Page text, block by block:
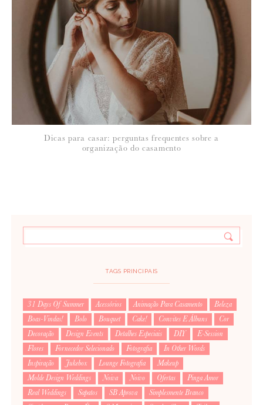
Dicas para casar: perguntas frequentes sobre a
organização do casamento
TAGS PRINCIPAIS
31 Days Of Summer Acessórios Animação Para Casamento
Beleza
Boas-Vindas!
Bolo Bouquet Cake! Convites E Álbuns
Cor
Decoração
Design Events Detalhes Especiais DIY
E-Session
Flores
Fornecedor Selecionado Fotografia
In Other Words
Inspiração
Jukebox Lounge Fotografia
Makeup
Molde Design Weddings
Noiva Noivo Ofertas
Pinga Amor
Real Weddings
Sapatos SB Aprova
Simplesmente Branco